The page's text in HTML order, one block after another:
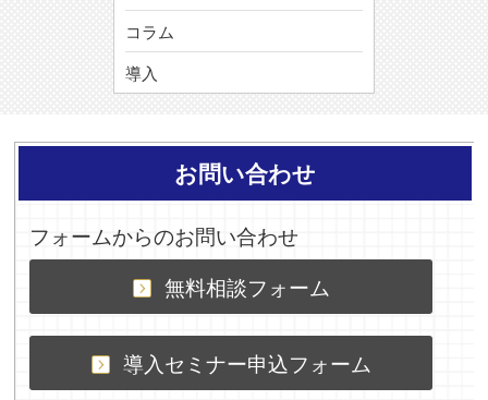
コラム
導入
お問い合わせ
フォームからのお問い合わせ
無料相談フォーム
導入セミナー申込フォーム